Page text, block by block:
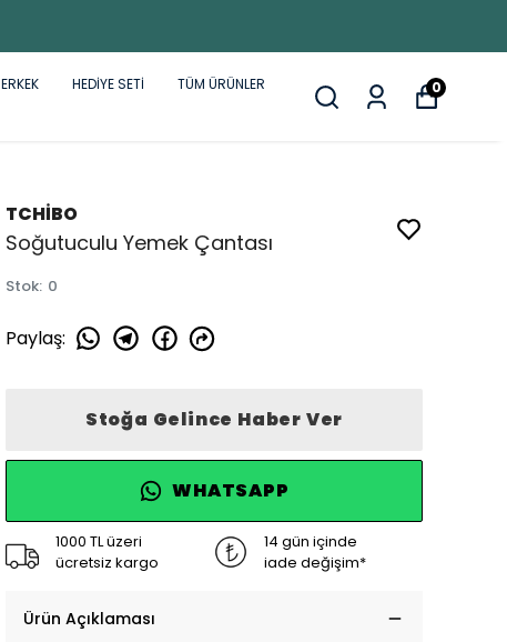
ERKEK HEDİYE SETİ
TÜM ÜRÜNLER
0
TCHİBO
Soğutuculu Yemek Çantası
Stok: 0
Paylaş:
Stoğa Gelince Haber Ver
WHATSAPP
1000 TL üzeri
ücretsiz kargo
14 gün içinde
iade değişim*
Ürün Açıklaması